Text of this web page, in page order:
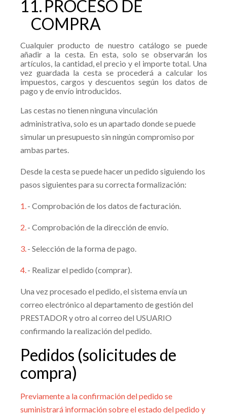
11. PROCESO DE
COMPRA
Cualquier producto de nuestro catálogo se puede
añadir a la cesta. En esta, solo se observarán los
artículos, la cantidad, el precio y el importe total. Una
vez guardada la cesta se procederá a calcular los
impuestos, cargos y descuentos según los datos de
pago y de envío introducidos.
Las cestas no tienen ninguna vinculación
administrativa, solo es un apartado donde se puede
simular un presupuesto sin ningún compromiso por
ambas partes.
Desde la cesta se puede hacer un pedido siguiendo los
pasos siguientes para su correcta formalización:
1.- Comprobación de los datos de facturación.
2.- Comprobación de la dirección de envío.
3.- Selección de la forma de pago.
4.- Realizar el pedido (comprar).
Una vez procesado el pedido, el sistema envía un
correo electrónico al departamento de gestión del
PRESTADOR y otro al correo del USUARIO
confirmando la realización del pedido.
Pedidos (solicitudes de
compra)
Previamente a la confirmación del pedido se
suministrará información sobre el estado del pedido y